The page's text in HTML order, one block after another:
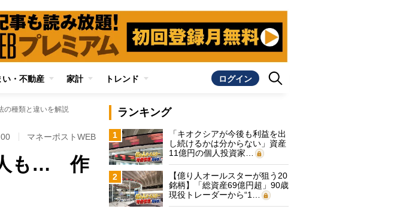
い・不動産 家計 トレンド ログイン
種類と違いを解説
マネーポストWEB
人も… 作
ランキング
1
「キオクシアが今後も利益を出
し続けるかは分からない」資産
11億円の個人投資家…
2
【億り人オールスターが狙う20
銘柄】「総資産69億円超」90歳
現役トレーダーから“1…